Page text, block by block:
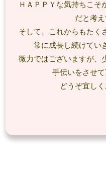
ＨＡＰＰＹな気持ちこそ
だと考え
そして、これからもたく
常に成長し続けてい
微力ではございますが、
手伝いをさせて
どうぞ宜し